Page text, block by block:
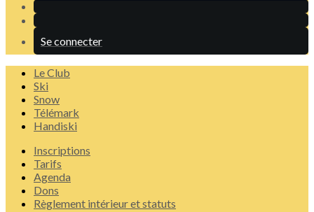
Se connecter
Le Club
Ski
Snow
Télémark
Handiski
Inscriptions
Tarifs
Agenda
Dons
Règlement intérieur et statuts